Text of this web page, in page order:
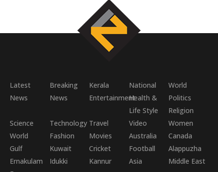
Latest
News
Breaking
News
Kerala National
World
EntertainmentHealth &
Life Style
Politics
Religion
Science
World
Technology Travel Video
Women
Fashion
Movies Australia
Canada
Gulf
Kuwait Cricket Football
Alappuzha
Ernakulam
Idukki Kannur Asia
Middle East